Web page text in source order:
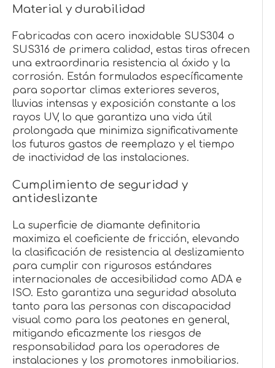
Material y durabilidad
Fabricadas con acero inoxidable SUS304 o
SUS316 de primera calidad, estas tiras ofrecen
una extraordinaria resistencia al óxido y la
corrosión. Están formulados específicamente
para soportar climas exteriores severos,
lluvias intensas y exposición constante a los
rayos UV, lo que garantiza una vida útil
prolongada que minimiza significativamente
los futuros gastos de reemplazo y el tiempo
de inactividad de las instalaciones.
Cumplimiento de seguridad y
antideslizante
La superficie de diamante definitoria
maximiza el coeficiente de fricción, elevando
la clasificación de resistencia al deslizamiento
para cumplir con rigurosos estándares
internacionales de accesibilidad como ADA e
ISO. Esto garantiza una seguridad absoluta
tanto para las personas con discapacidad
visual como para los peatones en general,
mitigando eficazmente los riesgos de
responsabilidad para los operadores de
instalaciones y los promotores inmobiliarios.